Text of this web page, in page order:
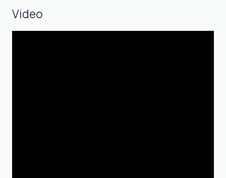
Jr., considerat cel mai bun din Ungaria și unul dintre
cele mai bune din Europa Centrală. Clubhouse-ul
modern, cu peste 3 000 m², include restaurant, bar,
Video